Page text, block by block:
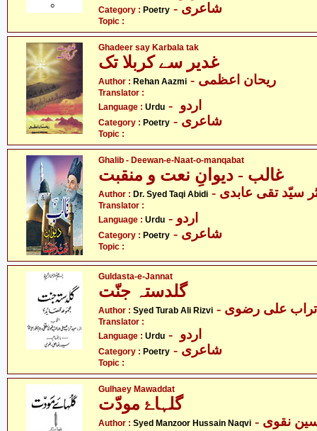
Category : Poetry - شاعری
Topic :
Ghadeer say Karbala tak
Author : Rehan Aazmi - ریحان اعظمی
Translator :
Language : Urdu
Category : Poetry - شاعری
Topic :
Ghalib - Deewan-e-Naat-o-manqabat
غالب - دیوانِ نعت و منقبت
Author : Dr. Syed Taqi Abidi سیّد تقی عابدی
Translator :
Language : Urdu - اردو
Category : Poetry - شاعری
Topic :
Guldasta-e-Jannat
گلدستہ جنّت
Author : Syed Turab Ali Rizvi تراب علی رضوی
Translator :
Language : Urdu
Category : Poetry - شاعری
Topic :
Gulhaey Mawaddat
گلہاۓ مودّت
Author : Syed Manzoor Hussain Naqvi نقوی